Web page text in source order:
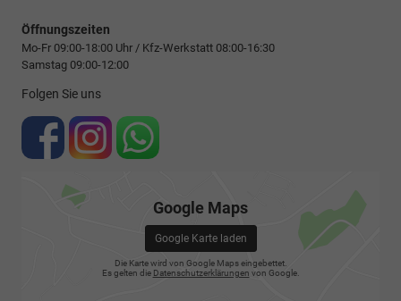
Öffnungszeiten
Mo-Fr 09:00-18:00 Uhr / Kfz-Werkstatt 08:00-16:30
Samstag 09:00-12:00
Folgen Sie uns
Google Maps
Google Karte laden
Die Karte wird von Google Maps eingebettet.
Es gelten die Datenschutzerklärungen von Google.